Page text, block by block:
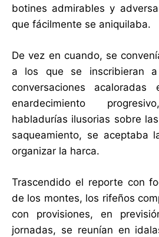
botines admirables y
que fácilmente se aniquilaba.
De vez en cuando, se
a los que se inscribieran
conversaciones
enardecimiento
habladurías ilusorias sobre
saqueamiento, se aceptaba
organizar la harca.
Trascendido el reporte con
de los montes, los rifeños
con provisiones, en
jornadas, se reunían en